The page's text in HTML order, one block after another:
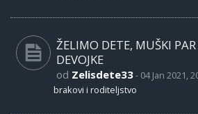
ŽELIMO DETE, MUŠKI
DEVOJKE
od Zelisdete33- 04 Jan 2021,
brakovi i roditeljstvo